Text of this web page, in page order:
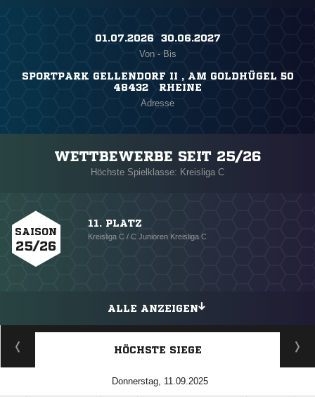
01.07.2026 ​ 30.06.2027
Von - Bis
SPORTPARK GELLENDORF II , AM GOLDHÜGEL 50
48432 RHEINE
Adresse
WETTBEWERBE SEIT 25/26
Höchste Spielklasse: Kreisliga C
SAISON
25/26
11. PLATZ
Kreisliga C / C Junioren Kreisliga C
ALLE ANZEIGEN
HÖCHSTE SIEGE
Donnerstag, 11.09.2025